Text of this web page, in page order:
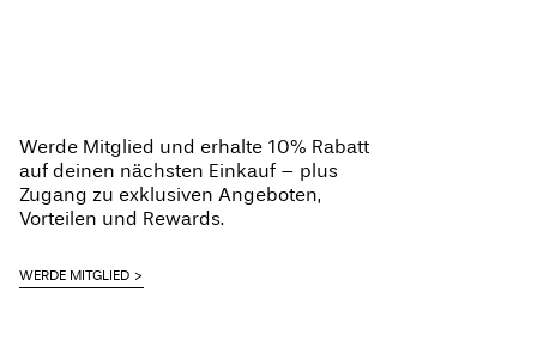
Werde Mitglied und erhalte 10% Rabatt
auf deinen nächsten Einkauf – plus
Zugang zu exklusiven Angeboten,
Vorteilen und Rewards.
WERDE MITGLIED